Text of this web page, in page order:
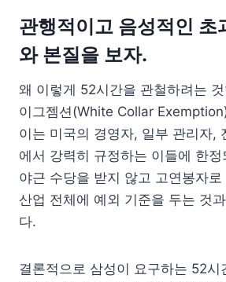
관행적이고 음성적인 초
와 본질을 보자.
왜 이렇게 52시간을 관철하려는
이그젬션(White Collar
이는 미국의 경영자, 일부 관리자,
에서 강력히 규정하는 이들에 한
야근 수당을 받지 않고 고연봉자로
산업 전체에 예외 기준을 두는 것
다.
결론적으로 삼성이 요구하는 52시